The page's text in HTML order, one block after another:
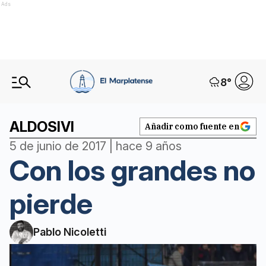
Ads
8°
ALDOSIVI Añadir como fuente en
5 de junio de 2017 | hace 9 años
Con los grandes no
pierde
Pablo Nicoletti